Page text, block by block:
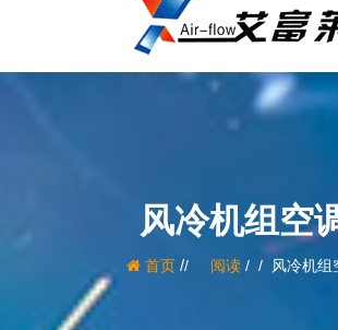
风冷机组空
首页/ 阅读/ 风冷机组